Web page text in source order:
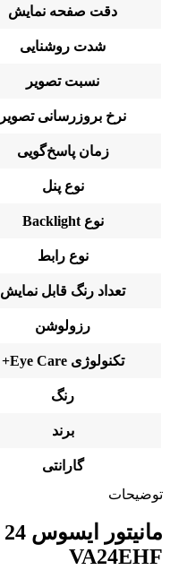
دقت صفحه نمایش
شدت روشنایی
نسبت تصویر
نرخ بروزرسانی تصویر
زمان پاسخ‌گویی
نوع پنل
نوع Backlight
نوع رابط
تعداد رنگ قابل نمایش
رزولوشن
تکنولوژی Eye Care+
رنگ
برند
گارانتی
توضیحات
VA24EHF